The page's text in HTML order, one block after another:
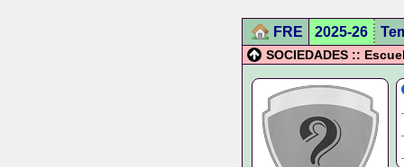
FRE 2025-26
SOCIEDADES ::